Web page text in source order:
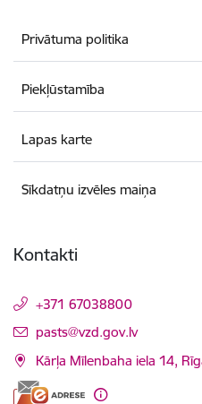
Privātuma politika
Piekļūstamība
Lapas karte
Sīkdatņu izvēles maiņa
Kontakti
+371 67038800
E-pasts:
pasts@vzd.gov.lv
Kārļa Mīlenbaha iela 14,